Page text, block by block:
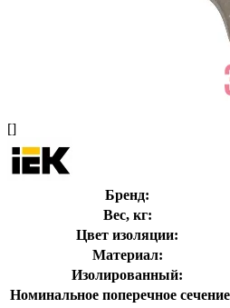
[]
Бренд:
Вес, кг:
Цвет изоляции:
Материал:
Изолированный:
Номинальное поперечное